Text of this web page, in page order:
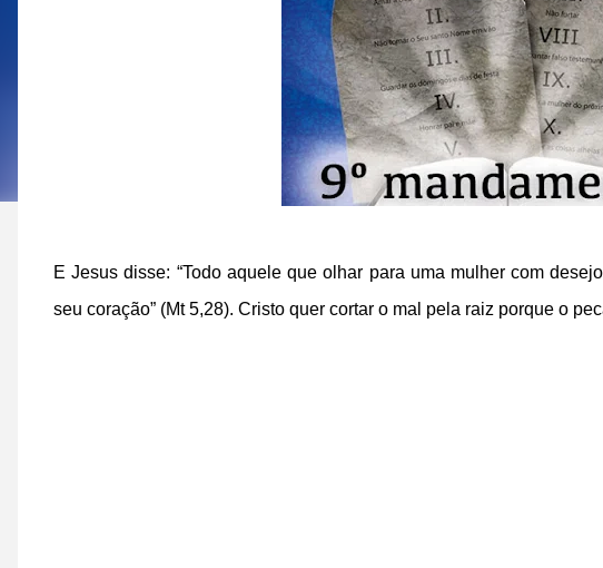
E Jesus disse: “Todo aquele que olhar para uma mulher com
seu coração” (Mt 5,28). Cristo quer cortar o mal pela raiz porque o